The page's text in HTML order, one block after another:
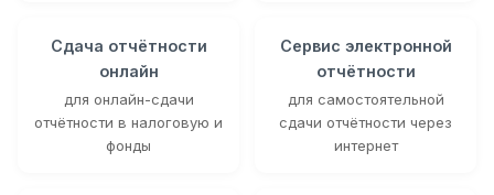
Сдача отчётности
онлайн
для онлайн-сдачи
отчётности в налоговую и
фонды
Сервис электронной
отчётности
для самостоятельной
сдачи отчётности через
интернет